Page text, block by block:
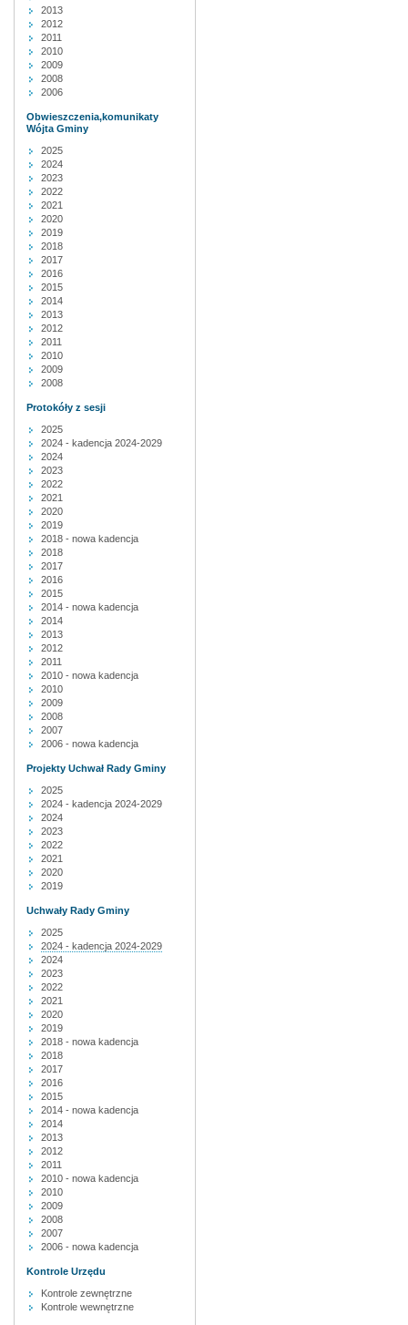
2013
2012
2011
2010
2009
2008
2006
Obwieszczenia,komunikaty
Wójta Gminy
2025
2024
2023
2022
2021
2020
2019
2018
2017
2016
2015
2014
2013
2012
2011
2010
2009
2008
Protokóły z sesji
2025
2024 - kadencja 2024-2029
2024
2023
2022
2021
2020
2019
2018 - nowa kadencja
2018
2017
2016
2015
2014 - nowa kadencja
2014
2013
2012
2011
2010 - nowa kadencja
2010
2009
2008
2007
2006 - nowa kadencja
Projekty Uchwał Rady Gminy
2025
2024 - kadencja 2024-2029
2024
2023
2022
2021
2020
2019
Uchwały Rady Gminy
2025
2024 - kadencja 2024-2029
2024
2023
2022
2021
2020
2019
2018 - nowa kadencja
2018
2017
2016
2015
2014 - nowa kadencja
2014
2013
2012
2011
2010 - nowa kadencja
2010
2009
2008
2007
2006 - nowa kadencja
Kontrole Urzędu
Kontrole zewnętrzne
Kontrole wewnętrzne